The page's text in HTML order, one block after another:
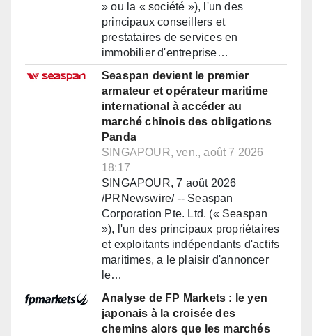
» ou la « société »), l'un des
principaux conseillers et
prestataires de services en
immobilier d'entreprise…
Seaspan devient le premier
armateur et opérateur maritime
international à accéder au
marché chinois des obligations
Panda
SINGAPOUR, ven., août 7 2026
18:17
SINGAPOUR, 7 août 2026
/PRNewswire/ -- Seaspan
Corporation Pte. Ltd. (« Seaspan
»), l'un des principaux propriétaires
et exploitants indépendants d'actifs
maritimes, a le plaisir d'annoncer
le…
Analyse de FP Markets : le yen
japonais à la croisée des
chemins alors que les marchés